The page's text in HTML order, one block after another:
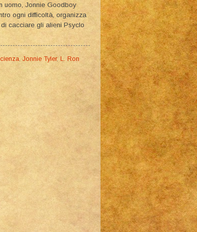
uomo, Jonnie Goodboy
ogni difficoltà, organizza
cacciare gli alieni Psyclo
Jonnie Tyler,L. Ron